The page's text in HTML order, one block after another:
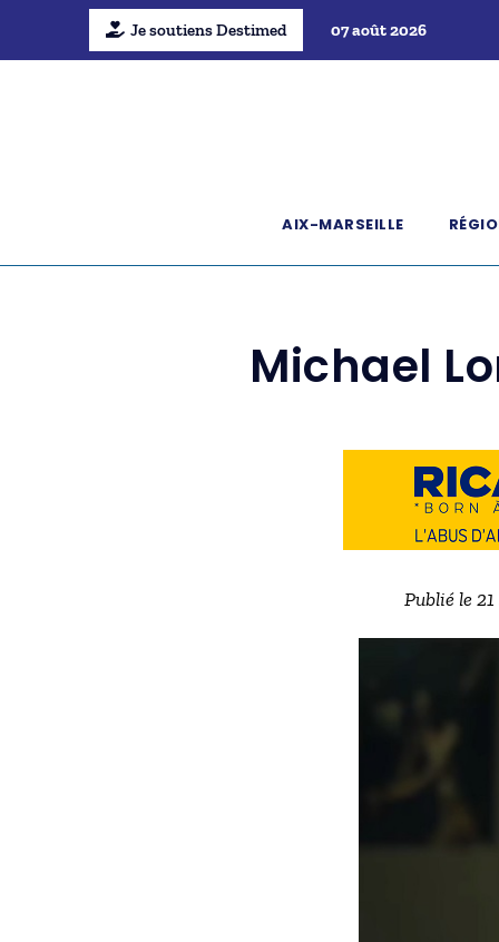
Je soutiens Destimed 07 août 2026
AIX-MARSEILLE
Michael
Publié le